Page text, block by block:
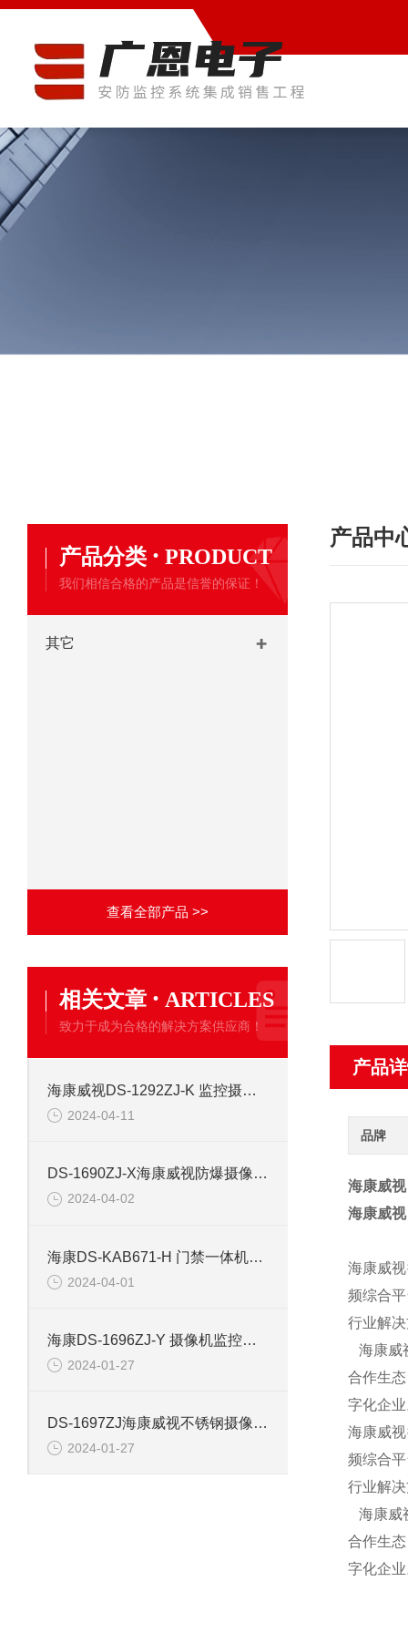
产品分类 · PRODUCT
我们相信合格的产品是信誉的保证！
其它
查看全部产品 >>
相关文章 · ARTICLES
致力于成为合格的解决方案供应商！
海康威视DS-1292ZJ-K 监控摄像机安防支架
2024-04-11
DS-1690ZJ-X海康威视防爆摄像机壁装支架
2024-04-02
海康DS-KAB671-H 门禁一体机立柱支架
2024-04-01
海康DS-1696ZJ-Y 摄像机监控支架
2024-01-27
DS-1697ZJ海康威视不锈钢摄像机壁挂支架
2024-01-27
产品中
产品
品牌
海康威
海康威
海康威
频综合
行业解
海康威
合作生
字化企
海康威
频综合
行业解
海康威
合作生
字化企